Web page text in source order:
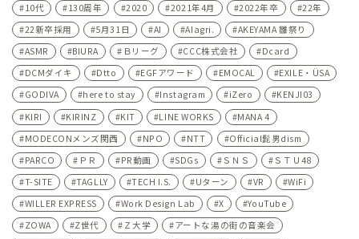
10代 130周年 2020 2021年4月 2022年卒
22年
22新卒採用
5月31日 AI AIagri.
AKEYAMA 雛祭り
ASMR
BIURA Ｂリーグ CCC株式会社
Dcard
DCMダイキ
Dtto EGFアワード EMOCAL
EXILE・ÜSA
GODIVA
here to stay Instagram iZero
KENJI03
KIRI
KIRINZ KIT LINE WORKS
MANA 4
MODECONメンズ関西
NPO NTT
Official髭男dism
PARCO
ＰＲ PR動画 SDGs ＳＮＳ
ＳＴＵ48
T-SITE
TAGLLY TECH I.S. Uターン VR
WiFi
WILLER EXPRESS
Work Design Lab X
YouTube
ZOWA
Z世代 Ｚ大学
アートな湯の街の音楽会